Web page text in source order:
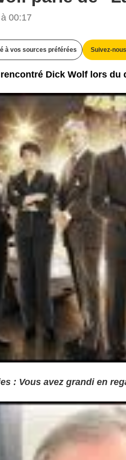
00:17
à vos sources préférées Suivez-nous
Dick Wolf lors du
: Vous avez grandi en